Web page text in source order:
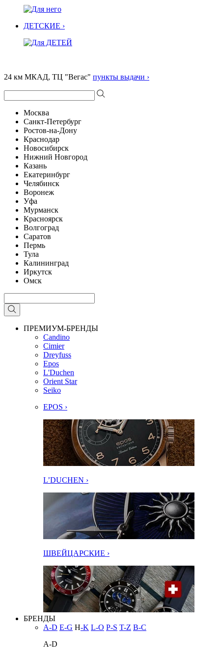
ДЕТСКИЕ ›
24 км МКАД, ТЦ "Вегас" пункты выдачи ›
Москва
Санкт-Петербург
Ростов-на-Дону
Краснодар
Новосибирск
Нижний Новгород
Казань
Екатеринбург
Челябинск
Воронеж
Уфа
Мурманск
Красноярск
Волгоград
Саратов
Пермь
Тула
Калининград
Иркутск
Омск
ПРЕМИУМ-БРЕНДЫ
Candino
Cimier
Dreyfuss
Epos
L'Duchen
Orient Star
Seiko
EPOS ›
L’DUCHEN ›
ШВЕЙЦАРСКИЕ ›
БРЕНДЫ
A-D E-G H-K L-O P-S T-Z В-С
A-D